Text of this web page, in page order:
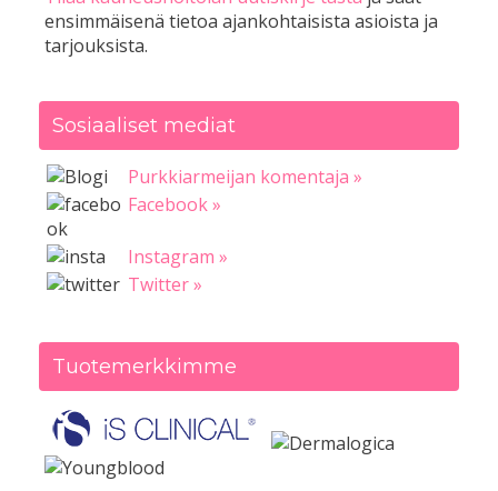
ensimmäisenä tietoa ajankohtaisista asioista ja
tarjouksista.
Sosiaaliset mediat
Purkkiarmeijan komentaja »
Facebook »
Instagram »
Twitter »
Tuotemerkkimme